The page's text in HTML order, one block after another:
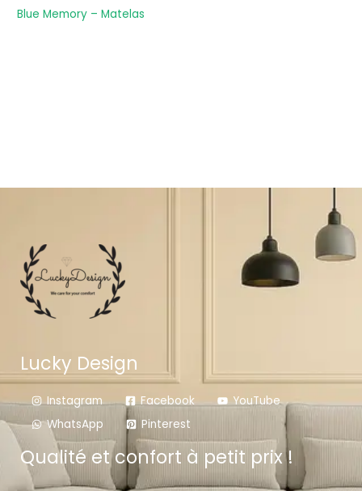
Blue Memory – Matelas
Lucky Design
Instagram Facebook
YouTube
WhatsApp
Pinterest
Qualité et confort à petit prix !